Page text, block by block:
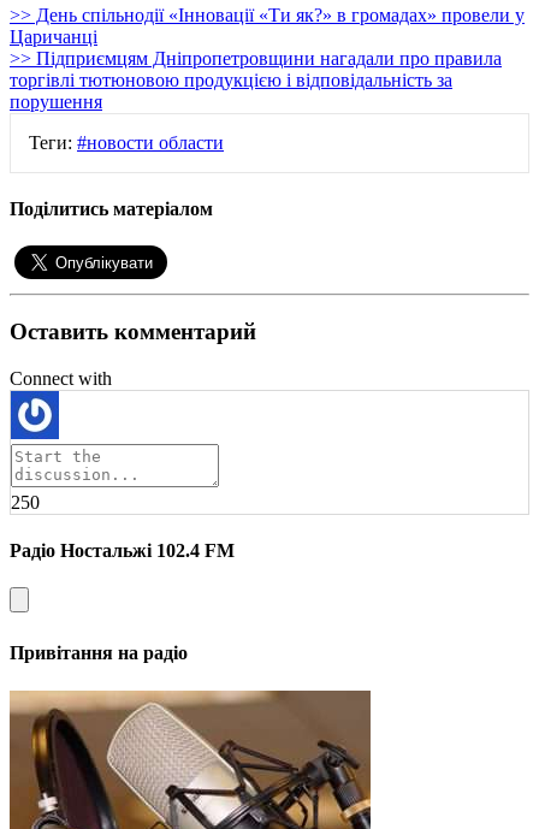
>> День спільнодії «Інновації «Ти як?» в громадах» провели у
Царичанці
>> Підприємцям Дніпропетровщини нагадали про правила
торгівлі тютюновою продукцією і відповідальність за
порушення
Теги: #новости области
Поділитись матеріалом
Оставить комментарий
Connect with
250
Радіо Ностальжі 102.4 FM
Привітання на радіо